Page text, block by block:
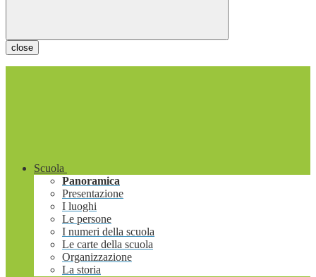
close
Scuola
Panoramica
Presentazione
I luoghi
Le persone
I numeri della scuola
Le carte della scuola
Organizzazione
La storia